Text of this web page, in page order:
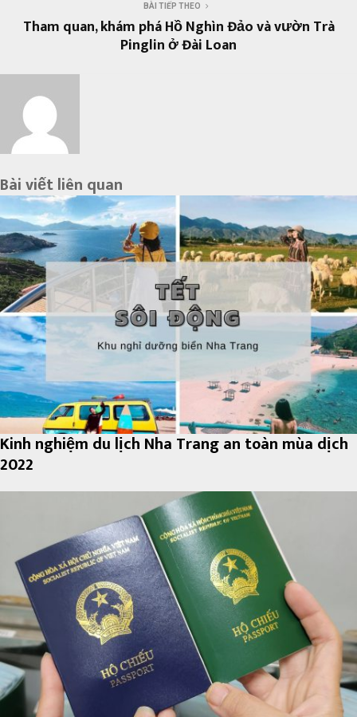
BÀI TIẾP THEO
Tham quan, khám phá Hồ Nghìn Đảo và vườn Trà
Pinglin ở Đài Loan
Bài viết liên quan
Kinh nghiệm du lịch Nha Trang an toàn mùa dịch
2022